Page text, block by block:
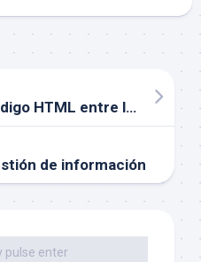
La importancia del código HTML entre los factores de éxito de la «tabla periódica» del SEO
de información